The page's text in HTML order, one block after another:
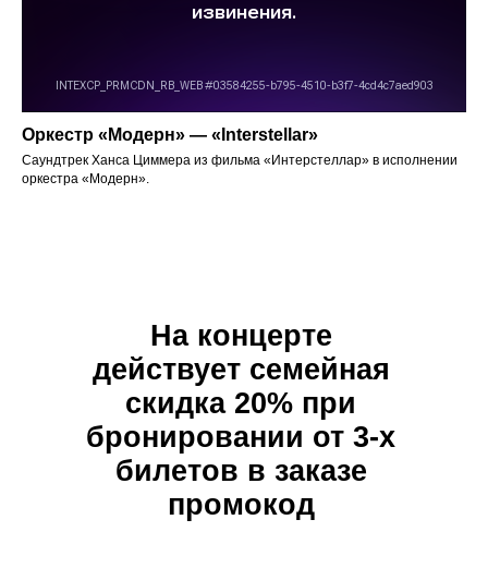
Оркестр «Модерн» — «Interstellar»
Саундтрек Ханса Циммера из фильма «Интерстеллар» в исполнении
оркестра «Модерн».
На концерте
действует семейная
скидка 20% при
бронировании от 3-х
билетов в заказе
промокод